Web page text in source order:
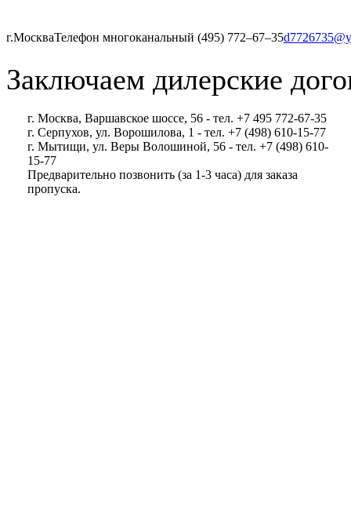
г.МоскваТелефон многоканальный (495) 772‒67‒35
Заключаем дилерские
г. Москва, Варшавское шоссе, 56 - тел. +7 495 772-67-35
г. Серпухов, ул. Ворошилова, 1 - тел. +7 (498) 610-15-77
г. Мытищи, ул. Веры Волошиной, 56 - тел. +7 (498) 610-
15-77
Предварительно позвонить (за 1-3 часа) для заказа
пропуска.